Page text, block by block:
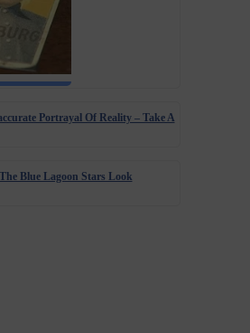
Portrayal Of Reality – Take A
Blue Lagoon Stars Look